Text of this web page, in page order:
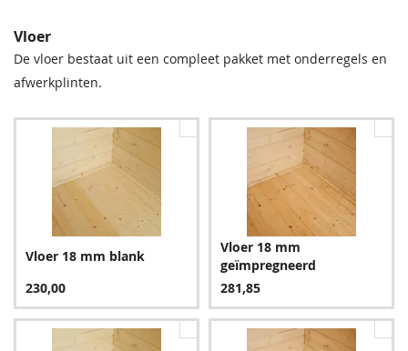
127,80
Blauw
151,80
Vloer
De vloer bestaat uit een compleet pakket met onderregels en
afwerkplinten.
Vloer 18 mm blank
230,00
Vloer 18 mm
geïmpregneerd
281,85